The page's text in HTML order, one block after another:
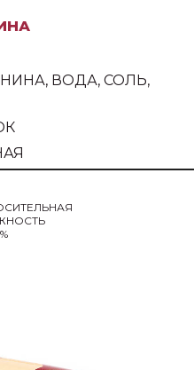
ВОДА, СОЛЬ,